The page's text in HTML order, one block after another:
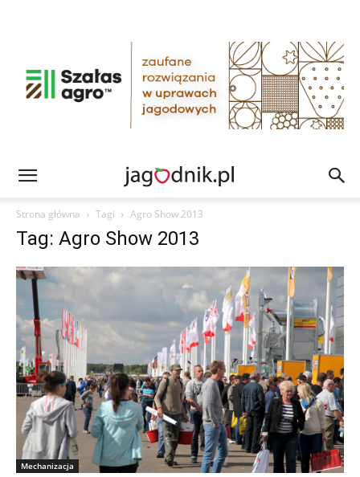
Strona główna Tagi Agro Show 2013
Tag: Agro Show 2013
Mechanizacja